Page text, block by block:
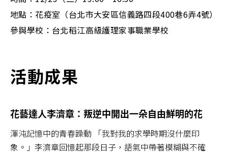
地點：花疫室（台北市大安區信義路四段400巷6弄4號）
參與學校：台北稻江高級護理家事職業學校
活動成果
花藝達人李濟章：叛逆中開出一朵自由鮮明的花
渾沌記憶中的青春躁動 「我對我的求學時期沒什麼印
象。」李濟章回憶起那段日子，語氣中帶著模糊與不確